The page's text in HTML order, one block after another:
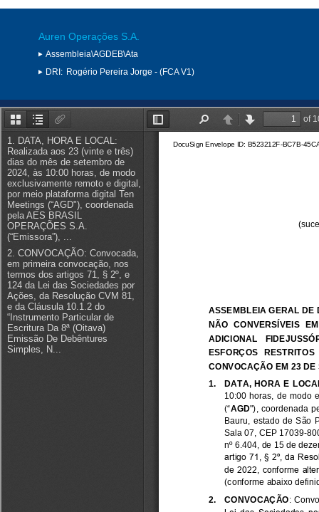
Auren Operações S.A.
Assembleia\AGDEB\Ata
DRI: Rogério Pereira Jorge - (FCA V1)